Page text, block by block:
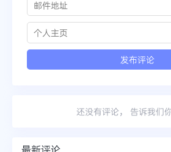
还没有评论， 告诉我们